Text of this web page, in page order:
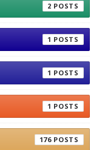
2
1
1
1
176